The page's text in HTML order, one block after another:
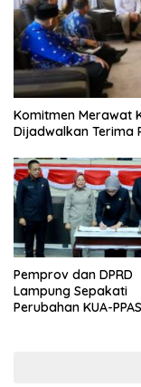
Komitmen Merawat
Dijadwalkan Terima
Pemprov dan DPRD
Lampung Sepakati
Perubahan KUA-